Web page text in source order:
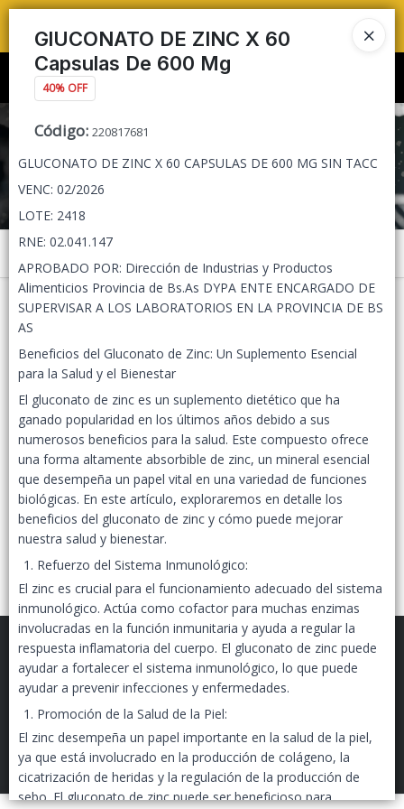
GlUCONATO DE ZINC X 60
Capsulas De 600 Mg
40% OFF
Código: 220817681
GLUCONATO DE ZINC X 60 CAPSULAS DE 600 MG SIN TACC
VENC: 02/2026
LOTE: 2418
RNE: 02.041.147
APROBADO POR: Dirección de Industrias y Productos
Alimenticios Provincia de Bs.As DYPA ENTE ENCARGADO DE
SUPERVISAR A LOS LABORATORIOS EN LA PROVINCIA DE BS
AS
Beneficios del Gluconato de Zinc: Un Suplemento Esencial
para la Salud y el Bienestar
El gluconato de zinc es un suplemento dietético que ha
ganado popularidad en los últimos años debido a sus
numerosos beneficios para la salud. Este compuesto ofrece
una forma altamente absorbible de zinc, un mineral esencial
que desempeña un papel vital en una variedad de funciones
biológicas. En este artículo, exploraremos en detalle los
beneficios del gluconato de zinc y cómo puede mejorar
nuestra salud y bienestar.
Refuerzo del Sistema Inmunológico:
El zinc es crucial para el funcionamiento adecuado del sistema
inmunológico. Actúa como cofactor para muchas enzimas
involucradas en la función inmunitaria y ayuda a regular la
respuesta inflamatoria del cuerpo. El gluconato de zinc puede
ayudar a fortalecer el sistema inmunológico, lo que puede
ayudar a prevenir infecciones y enfermedades.
Promoción de la Salud de la Piel:
El zinc desempeña un papel importante en la salud de la piel,
ya que está involucrado en la producción de colágeno, la
cicatrización de heridas y la regulación de la producción de
sebo. El gluconato de zinc puede ser beneficioso para
PEDIDOS MAYORISTAS 🛒🔥 ENVÍOS A TODO ARGENTINA 🚚📦
Ingresar a la Tienda
CÓMO COMPRAR
QUIÉNES SOMOS
TIENDA MINORISTA
CONTACTO
Lista vacía
EPIGENETIC LAB MAYORISTAS
2026
Defensa de las y los consumidores. Para reclamosingresá acá.
Botón de arrepentimiento